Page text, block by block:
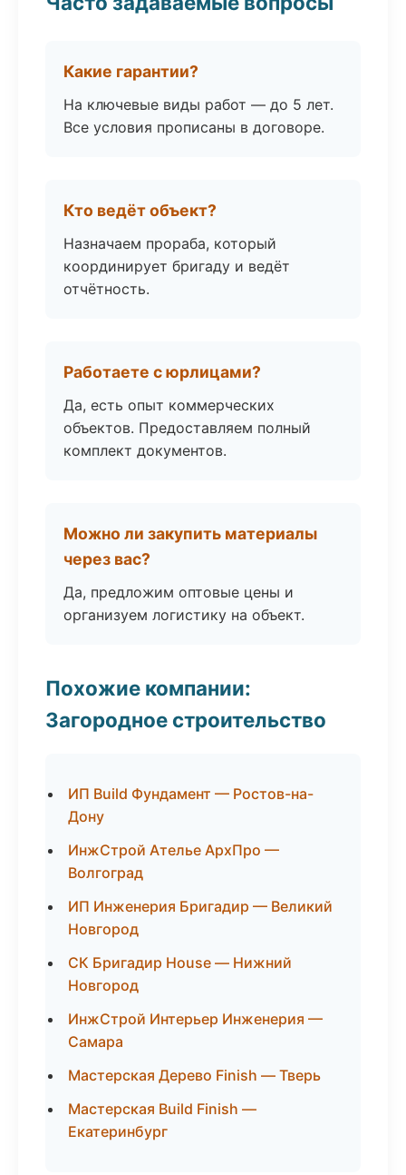
Какие гарантии?
На ключевые виды работ — до 5 лет.
Все условия прописаны в договоре.
Кто ведёт объект?
Назначаем прораба, который
координирует бригаду и ведёт
отчётность.
Работаете с юрлицами?
Да, есть опыт коммерческих
объектов. Предоставляем полный
комплект документов.
Можно ли закупить материалы
через вас?
Да, предложим оптовые цены и
организуем логистику на объект.
Похожие компании:
Загородное строительство
ИП Build Фундамент — Ростов-на-
Дону
ИнжСтрой Ателье АрхПро —
Волгоград
ИП Инженерия Бригадир — Великий
Новгород
СК Бригадир House — Нижний
Новгород
ИнжСтрой Интерьер Инженерия —
Самара
Мастерская Дерево Finish — Тверь
Мастерская Build Finish —
Екатеринбург